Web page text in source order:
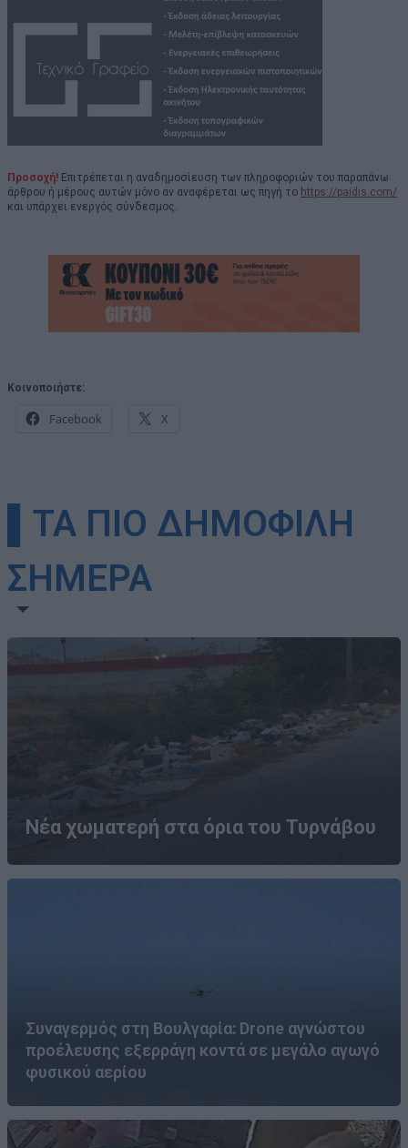
Προσοχή! Επιτρέπεται η αναδημοσίευση των πληροφοριών του παραπάνω
άρθρου ή μέρους αυτών μόνο αν αναφέρεται ως πηγή το https://paidis.com/
και υπάρχει ενεργός σύνδεσμος.
Κοινοποιήστε:
Facebook X
▌ΤΑ ΠΙΟ ΔΗΜΟΦΙΛΗ
ΣΗΜΕΡΑ
Νέα χωματερή στα όρια του Τυρνάβου
Συναγερμός στη Βουλγαρία: Drone αγνώστου
προέλευσης εξερράγη κοντά σε μεγάλο αγωγό
φυσικού αερίου